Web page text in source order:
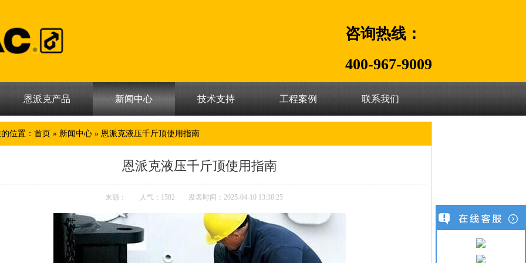
咨询热线：
400-967-9009
恩派克产品 新闻中心 技术支持 工程案例 联系我们
位置： 首页 » 新闻中心 » 恩派克液压千斤顶使用指南
恩派克液压千斤顶使用指南
来源： 人气： 1582 发表时间：2025-04-10 13:38:25